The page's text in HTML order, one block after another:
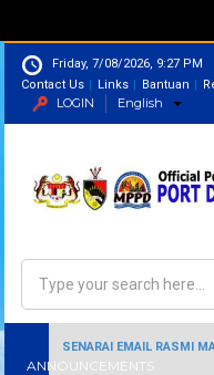
Friday, 7/08/2026, 9:27 PM
Contact Us
Links Bantuan
LOGIN English
Search form
ANNOUNCEMENTS
SENARAI EMAIL RASMI